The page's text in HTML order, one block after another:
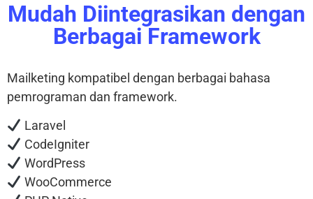
Mudah Diintegrasikan dengan
Berbagai Framework
Mailketing kompatibel dengan berbagai bahasa
pemrograman dan framework.
Laravel
CodeIgniter
WordPress
WooCommerce